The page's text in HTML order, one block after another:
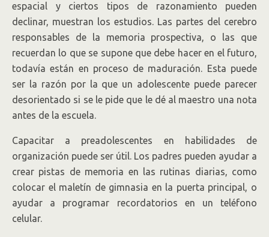
espacial y ciertos tipos de razonamiento pueden
declinar, muestran los estudios. Las partes del cerebro
responsables de la memoria prospectiva, o las que
recuerdan lo que se supone que debe hacer en el futuro,
todavía están en proceso de maduración. Esta puede
ser la razón por la que un adolescente puede parecer
desorientado si se le pide que le dé al maestro una nota
antes de la escuela.
Capacitar a preadolescentes en habilidades de
organización puede ser útil. Los padres pueden ayudar a
crear pistas de memoria en las rutinas diarias, como
colocar el maletín de gimnasia en la puerta principal, o
ayudar a programar recordatorios en un teléfono
celular.